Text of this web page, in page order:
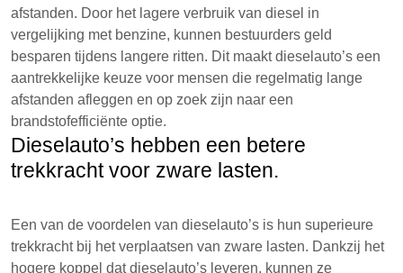
afstanden. Door het lagere verbruik van diesel in
vergelijking met benzine, kunnen bestuurders geld
besparen tijdens langere ritten. Dit maakt dieselauto’s een
aantrekkelijke keuze voor mensen die regelmatig lange
afstanden afleggen en op zoek zijn naar een
brandstofefficiënte optie.
Dieselauto’s hebben een betere
trekkracht voor zware lasten.
Een van de voordelen van dieselauto’s is hun superieure
trekkracht bij het verplaatsen van zware lasten. Dankzij het
hogere koppel dat dieselauto’s leveren, kunnen ze